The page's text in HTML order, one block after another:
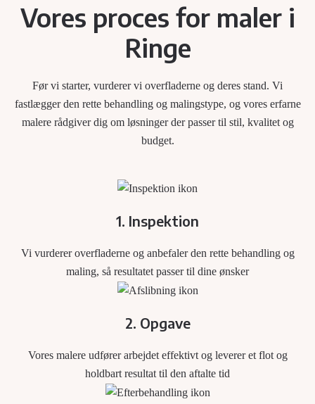
Vores proces for maler i
Ringe
Før vi starter, vurderer vi overfladerne og deres stand. Vi
fastlægger den rette behandling og malingstype, og vores erfarne
malere rådgiver dig om løsninger der passer til stil, kvalitet og
budget.
1. Inspektion
Vi vurderer overfladerne og anbefaler den rette behandling og
maling, så resultatet passer til dine ønsker
2. Opgave
Vores malere udfører arbejdet effektivt og leverer et flot og
holdbart resultat til den aftalte tid